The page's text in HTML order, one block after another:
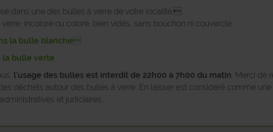
PHILIPPEVILLE
dans une des bulles à verre de votre localité.
incolore ou coloré, bien vidés, sans bouchon ni couvercle.
la bulle blanche
la bulle verte
l’usage des bulles est interdit de 22h00 à 7h00 du matin. Merci de
déchets autour des bulles à verre. En laisser est considéré comme
et judiciaires.